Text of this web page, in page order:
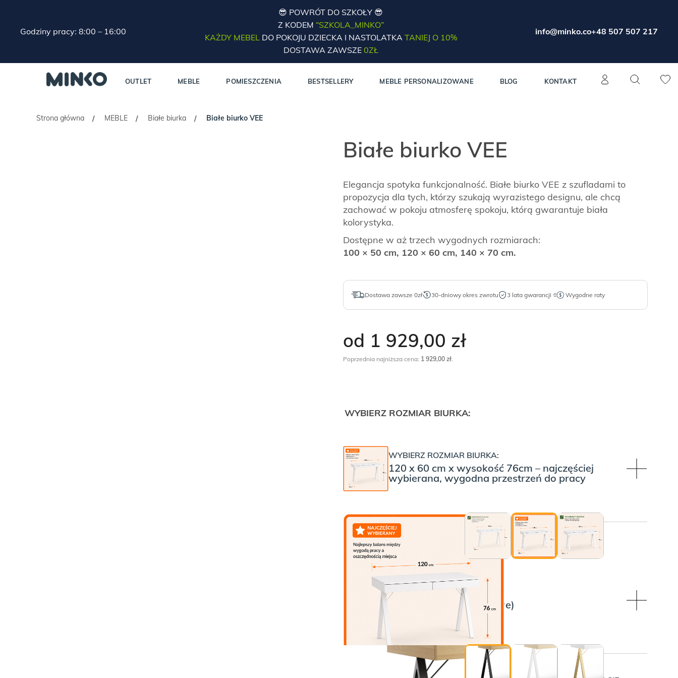
Godziny pracy: 8:00 – 16:00
😎 POWRÓT DO SZKOŁY 😎
Z KODEM “SZKOLA_MINKO”
KAŻDY MEBELDO POKOJU DZIECKA I NASTOLATKATANIEJ O 10%
DOSTAWA ZAWSZE 0ZŁ
info@minko.co+48 507 507 217
OUTLET MEBLE POMIESZCZENIA BESTSELLERY MEBLE PERSONALIZOWANE BLOG KONTAKT
Strona główna / MEBLE / Białe biurka / Białe biurko VEE
Białe biurko VEE
Elegancja spotyka funkcjonalność. Białe biurko VEE z szufladami to
propozycja dla tych, którzy szukają wyrazistego designu, ale chcą
zachować w pokoju atmosferę spokoju, którą gwarantuje biała
kolorystyka.
Dostępne w aż trzech wygodnych rozmiarach:
100 × 50 cm, 120 × 60 cm, 140 × 70 cm.
Dostawa zawsze 0zł 30-dniowy okres zwrotu 3 lata gwarancji Wygodne raty
od 1 929,00 zł
Poprzednia najniższa cena: 1 929,00 zł.
WYBIERZ ROZMIAR BIURKA:
WYBIERZ ROZMIAR BIURKA:
120 x 60 cm x wysokość 76cm – najczęściej
wybierana, wygodna przestrzeń do pracy
WYBIERZ KOLOR NÓŻEK:
WYBIERZ KOLOR NÓŻEK:
Czarne nogi VEE (stalowe)